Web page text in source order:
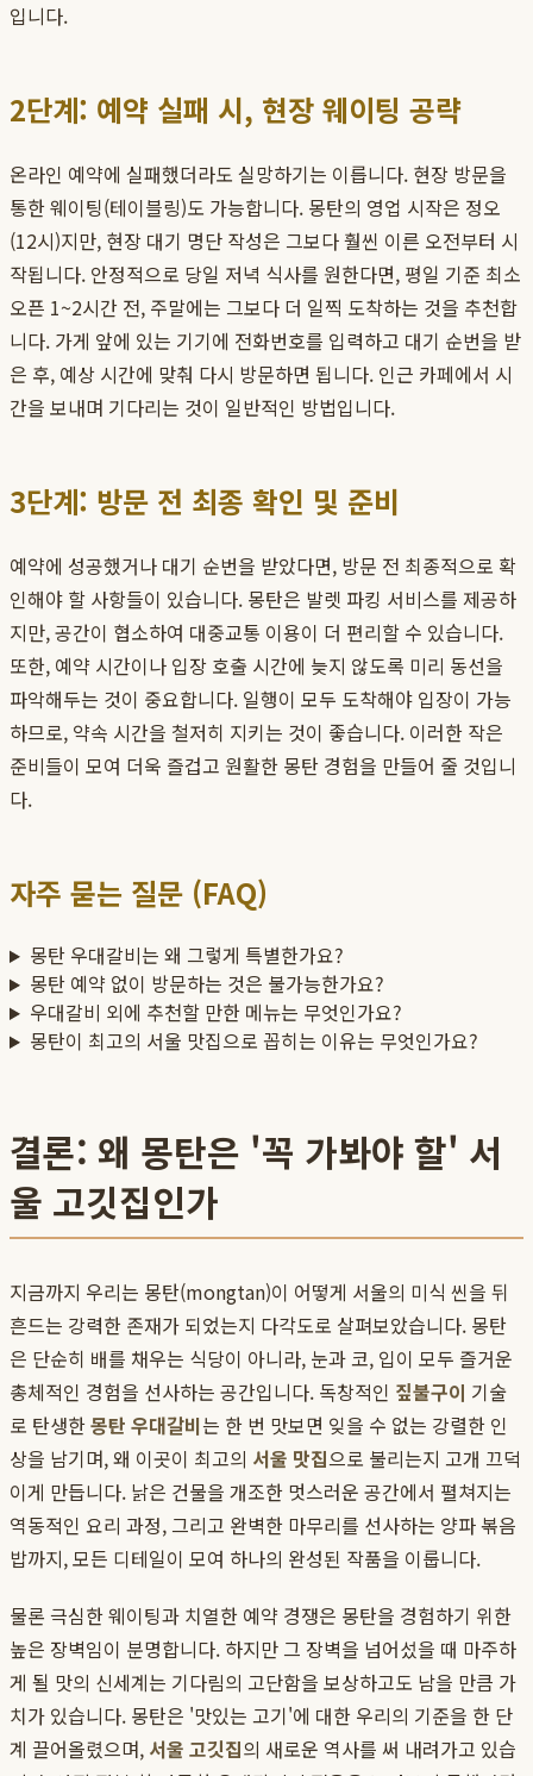
입니다.
2단계: 예약 실패 시, 현장 웨이팅 공략
온라인 예약에 실패했더라도 실망하기는 이릅니다. 현장 방문을
통한 웨이팅(테이블링)도 가능합니다. 몽탄의 영업 시작은 정오
(12시)지만, 현장 대기 명단 작성은 그보다 훨씬 이른 오전부터 시
작됩니다. 안정적으로 당일 저녁 식사를 원한다면, 평일 기준 최소
오픈 1~2시간 전, 주말에는 그보다 더 일찍 도착하는 것을 추천합
니다. 가게 앞에 있는 기기에 전화번호를 입력하고 대기 순번을 받
은 후, 예상 시간에 맞춰 다시 방문하면 됩니다. 인근 카페에서 시
간을 보내며 기다리는 것이 일반적인 방법입니다.
3단계: 방문 전 최종 확인 및 준비
예약에 성공했거나 대기 순번을 받았다면, 방문 전 최종적으로 확
인해야 할 사항들이 있습니다. 몽탄은 발렛 파킹 서비스를 제공하
지만, 공간이 협소하여 대중교통 이용이 더 편리할 수 있습니다.
또한, 예약 시간이나 입장 호출 시간에 늦지 않도록 미리 동선을
파악해두는 것이 중요합니다. 일행이 모두 도착해야 입장이 가능
하므로, 약속 시간을 철저히 지키는 것이 좋습니다. 이러한 작은
준비들이 모여 더욱 즐겁고 원활한 몽탄 경험을 만들어 줄 것입니
다.
자주 묻는 질문 (FAQ)
몽탄 우대갈비는 왜 그렇게 특별한가요?
몽탄 예약 없이 방문하는 것은 불가능한가요?
우대갈비 외에 추천할 만한 메뉴는 무엇인가요?
몽탄이 최고의 서울 맛집으로 꼽히는 이유는 무엇인가요?
결론: 왜 몽탄은 '꼭 가봐야 할' 서
울 고깃집인가
지금까지 우리는 몽탄(mongtan)이 어떻게 서울의 미식 씬을 뒤
흔드는 강력한 존재가 되었는지 다각도로 살펴보았습니다. 몽탄
은 단순히 배를 채우는 식당이 아니라, 눈과 코, 입이 모두 즐거운
총체적인 경험을 선사하는 공간입니다. 독창적인 짚불구이 기술
로 탄생한몽탄 우대갈비는 한 번 맛보면 잊을 수 없는 강렬한 인
상을 남기며, 왜 이곳이 최고의 서울 맛집으로 불리는지 고개 끄덕
이게 만듭니다. 낡은 건물을 개조한 멋스러운 공간에서 펼쳐지는
역동적인 요리 과정, 그리고 완벽한 마무리를 선사하는 양파 볶음
밥까지, 모든 디테일이 모여 하나의 완성된 작품을 이룹니다.
물론 극심한 웨이팅과 치열한 예약 경쟁은 몽탄을 경험하기 위한
높은 장벽임이 분명합니다. 하지만 그 장벽을 넘어섰을 때 마주하
게 될 맛의 신세계는 기다림의 고단함을 보상하고도 남을 만큼 가
치가 있습니다. 몽탄은 '맛있는 고기'에 대한 우리의 기준을 한 단
계 끌어올렸으며, 서울 고깃집의 새로운 역사를 써 내려가고 있습